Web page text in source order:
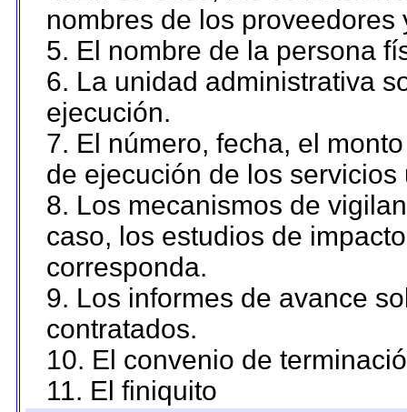
nombres de los proveedores
5. El nombre de la persona
6. La unidad administrativa
ejecución.
7. El número, fecha, el
de ejecución de los servicios
8. Los mecanismos de
caso, los estudios de
corresponda.
9. Los informes de avance
contratados.
10. El convenio de
11. El finiquito